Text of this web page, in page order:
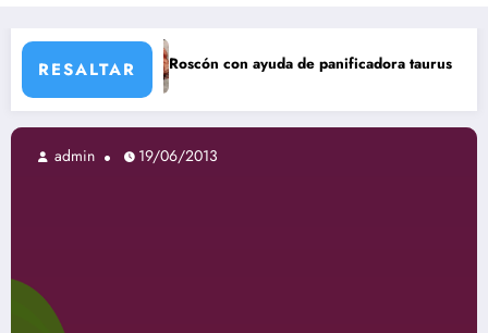
RESALTAR
Roscón con ayuda de panificadora taurus My Bread